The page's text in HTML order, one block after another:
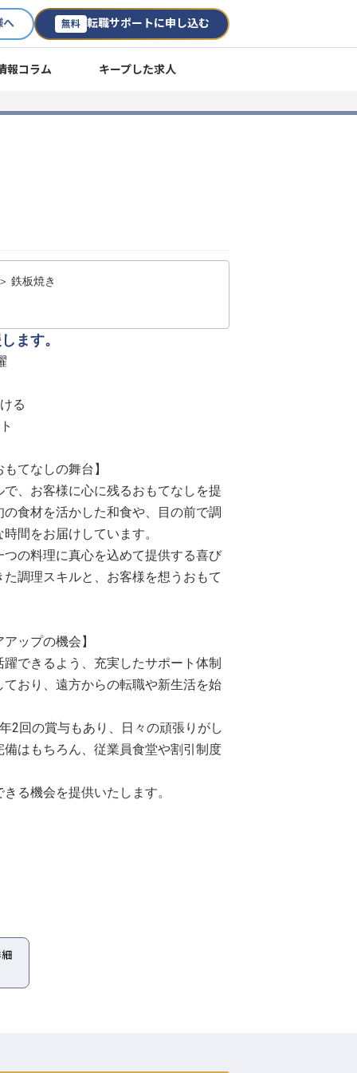
へ 無料 転職サポートに申し込む
報コラム キープした求人
鉄板焼き
ます。
る
てなしの舞台】
、お客様に心に残るおもてなしを提
食材を活かした和食や、目の前で調
間をお届けしています。
の料理に真心を込めて提供する喜び
調理スキルと、お客様を想うおもて
ップの機会】
できるよう、充実したサポート体制
おり、遠方からの転職や新生活を始
2回の賞与もあり、日々の頑張りがし
はもちろん、従業員食堂や割引制度
る機会を提供いたします。